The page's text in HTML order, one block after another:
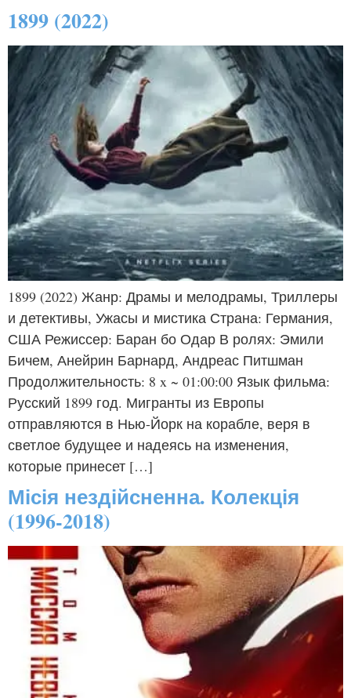
1899 (2022)
1899 (2022) Жанр: Драмы и мелодрамы, Триллеры
и детективы, Ужасы и мистика Страна: Германия,
США Режиссер: Баран бо Одар В ролях: Эмили
Бичем, Анейрин Барнард, Андреас Питшман
Продолжительность: 8 x ~ 01:00:00 Язык фильма:
Русский 1899 год. Мигранты из Европы
отправляются в Нью-Йорк на корабле, веря в
светлое будущее и надеясь на изменения,
которые принесет […]
Місія нездійсненна. Колекція
(1996-2018)